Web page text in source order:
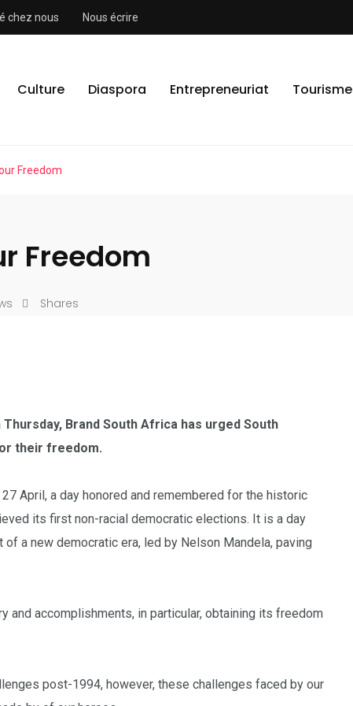
chez nous Nous écrire
Culture Diaspora Entrepreneuriat Tourisme
Freedom
Freedom
Shares
Brand South Africa has urged South
their freedom.
April, a day honored and remembered for the historic
its first non-racial democratic elections. It is a day
a new democratic era, led by Nelson Mandela, paving
and accomplishments, in particular, obtaining its freedom
post-1994, however, these challenges faced by our